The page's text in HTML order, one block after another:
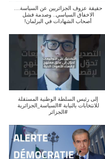
حقيقة عزوف الجزائريين عن السياسة....
الاخفاق السياسي.. وصدمة فشل
أصحاب الشهادات في البرلمان!
إلى رئيس السلطة الوطنية المستقلة
للانتخابات بالنيابة #السياسة_الجزائرية
#الجزائر